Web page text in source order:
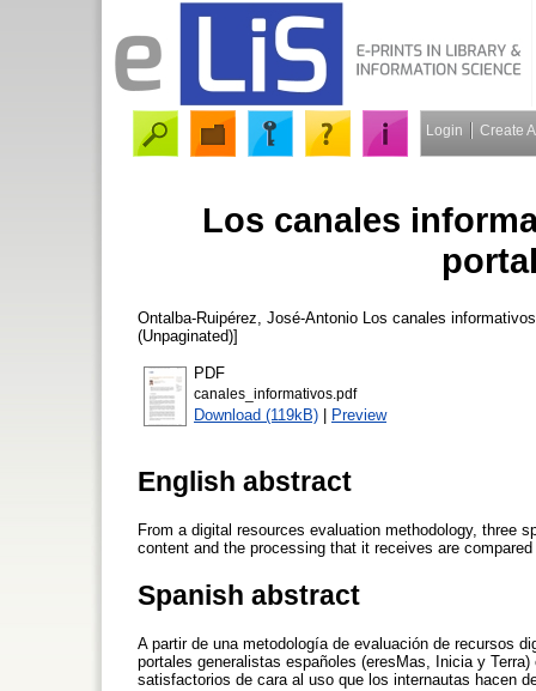
Login Create
Los canales
Ontalba-Ruipérez, José-Antonio Los canales
(Unpaginated)]
PDF
canales_informativos.pdf
Download (119kB) | Preview
English abstract
From a digital resources evaluation methodology, three
content and the processing that it receives are
Spanish abstract
A partir de una metodología de evaluación de recursos
portales generalistas españoles (eresMas, Inicia y
satisfactorios de cara al uso que los internautas hacen